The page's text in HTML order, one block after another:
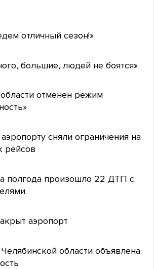
отличный сезон!»
большие, людей не боятся»
отменен режим
сняли ограничения на
рейсов
полгода произошло 22 ДТП с
аэропорт
области объявлена